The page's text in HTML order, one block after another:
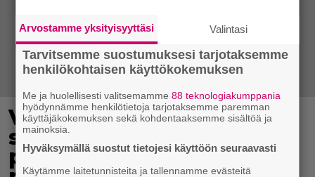
Virkavalta takaa-ajoi
skoottereita –
poliisimoottoripyörä teki
Arvostamme yksityisyyttäsi Valintasi
Tarvitsemme suostumuksesi tarjotaksemme
henkilökohtaisen käyttökokemuksen
Me ja huolellisesti valitsemamme88 teknologiakumppania
hyödynnämme henkilötietoja tarjotaksemme paremman
käyttäjäkokemuksen sekä kohdentaaksemme sisältöä ja
mainoksia.
Hyväksymällä suostut tietojesi käyttöön seuraavasti
Käytämme laitetunnisteita ja tallennamme evästeitä